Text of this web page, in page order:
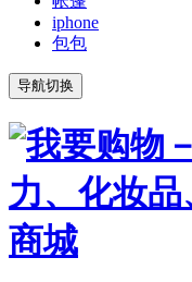
iphone
包包
导航切换